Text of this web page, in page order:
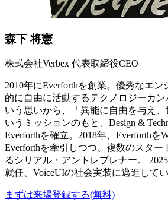
森下 将憲
株式会社Verbex 代表取締役CEO
2010年にEverforthを創業。優秀なエ
的に自由に活動するテクノロジーカ
いう思いから、「異能に自由を与え
いうミッションのもと、Design &
Everforthを確立。2018年、Everforthを
Everforthを牽引しつつ、複数のスター
るシリアル・アントレプレナー。
就任、VoiceUIの社会実装に邁進してい
まずは来場登録する(無料)